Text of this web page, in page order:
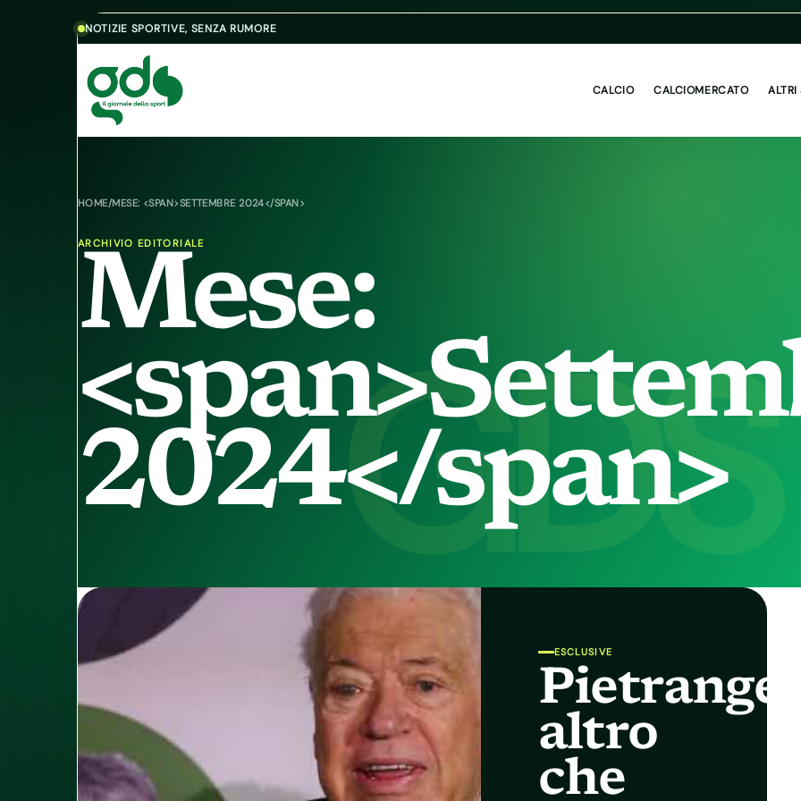
Skip to content
NOTIZIE SPORTIVE, SENZA RUMORE
CALCIO CALCIOMERCATO ALTRI
HOME/MESE: <SPAN>SETTEMBRE 2024</SPAN>
ARCHIVIO EDITORIALE
Mese:
2024</span>
GDS
ESCLUSIVE
altro
che